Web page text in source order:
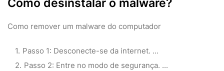
Como desinstalar o malware?
Como remover um malware do computador
Passo 1: Desconecte-se da internet. ...
Passo 2: Entre no modo de segurança. ...